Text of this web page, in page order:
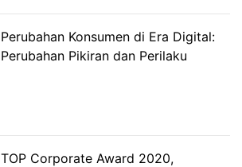
Perubahan Konsumen di Era Digital:
Perubahan Pikiran dan Perilaku
TOP Corporate Award 2020,